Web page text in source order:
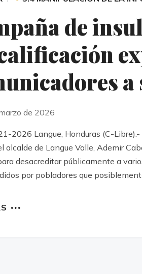
de
de 2026
2026 Langue, Honduras (C-
alcalde de Langue Valle, Ademir
desacreditar públicamente a
por pobladores que